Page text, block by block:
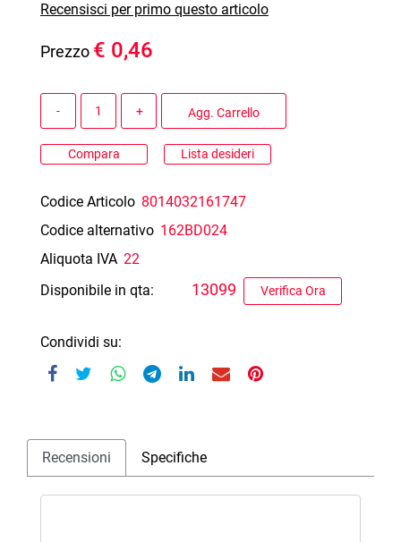
Recensisci per primo questo articolo
Prezzo € 0,46
Agg. Carrello
Compara Lista desideri
Codice Articolo 8014032161747
Codice alternativo 162BD024
Aliquota IVA 22
Disponibile in qta:
Verifica Ora
13099
Condividi su:
Recensioni Specifiche